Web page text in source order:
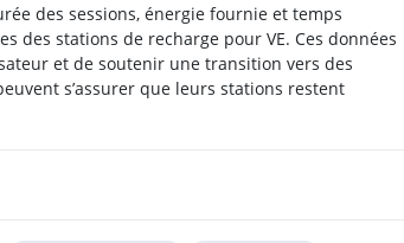
des sessions, énergie fournie et temps
des stations de recharge pour VE. Ces données
et de soutenir une transition vers des
s’assurer que leurs stations restent